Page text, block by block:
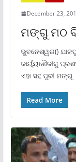
December 23,
ମଙ୍ଗୁ ମଠ
ଭୁବନେଶ୍ୱର()
କାର୍ୟ୍ୟଶୈଳୀକୁ
ଏହା ସହ ପୁରୀ ମଙ୍ଗୁ
Read More